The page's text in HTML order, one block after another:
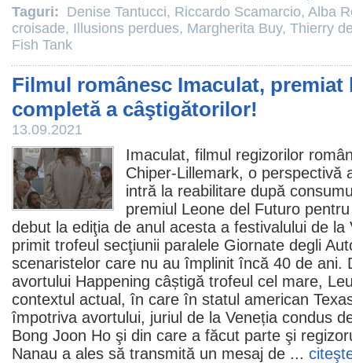
Taguri: Denise Tantucci, Riccardo Scamarcio, Alba
croisade, Illusions perdues, Margherita Buy, Thierry
Fish Tank
Filmul românesc Imaculat, premiat
completă a câştigătorilor!
13.09.2021
Imaculat, filmul regizorilor
Chiper-Lillemark, o perspectivă
intră la reabilitare după
premiul Leone del Futuro
debut la ediţia de anul acesta a festivalului de
primit trofeul secţiunii paralele Giornate degli
scenaristelor care nu au împlinit încă 40 de ani.
avortului Happening câștigă trofeul cel mare,
contextul actual, în care în statul american
împotriva avortului, juriul de la Veneția condus
Bong Joon Ho şi din care a făcut parte şi
Nanau a ales să transmită un mesaj de ...